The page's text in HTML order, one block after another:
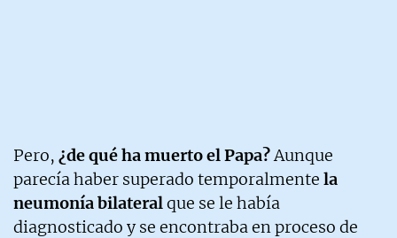
Pero, ¿de qué ha muerto el Papa?Aunque
parecía haber superado temporalmente la
neumonía bilateralque se le había
diagnosticado y se encontraba en proceso de